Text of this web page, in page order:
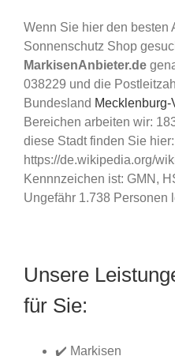
Wenn Sie hier den besten
Sonnenschutz Shop
MarkisenAnbieter.de
038229 und die
Bundesland Mecklenburg-
Bereichen arbeiten wir:
diese Stadt finden Sie hier:
https://de.wikipedia.org/
Kennnzeichen ist: GMN,
Ungefähr 1.738 Personen
Unsere
für Sie:
✔️ Markisen